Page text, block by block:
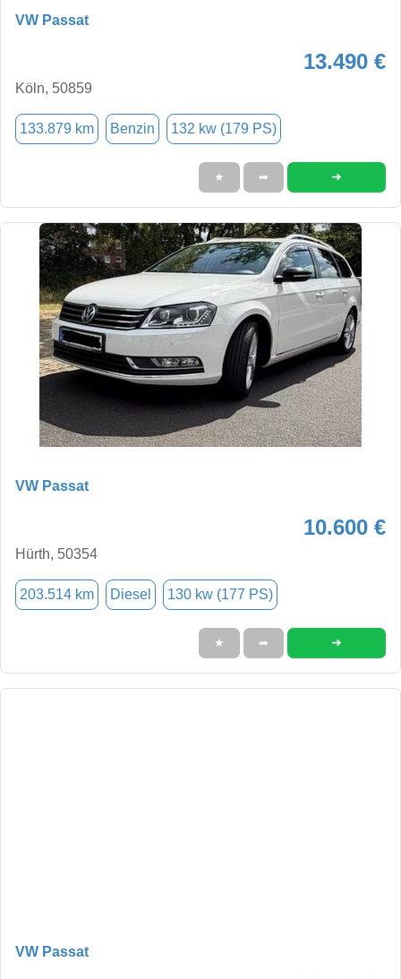
VW Passat
13.490 €
Köln, 50859
133.879 km Benzin 132 kw (179 PS)
★ ➦ ➜
VW Passat
10.600 €
Hürth, 50354
203.514 km Diesel 130 kw (177 PS)
★ ➦ ➜
VW Passat